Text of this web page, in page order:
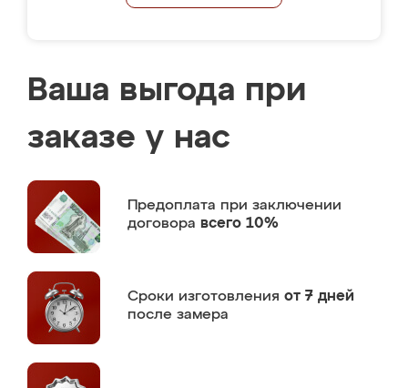
Ваша выгода при
заказе у нас
Предоплата при заключении
договора всего 10%
Сроки изготовления от 7 дней
после замера